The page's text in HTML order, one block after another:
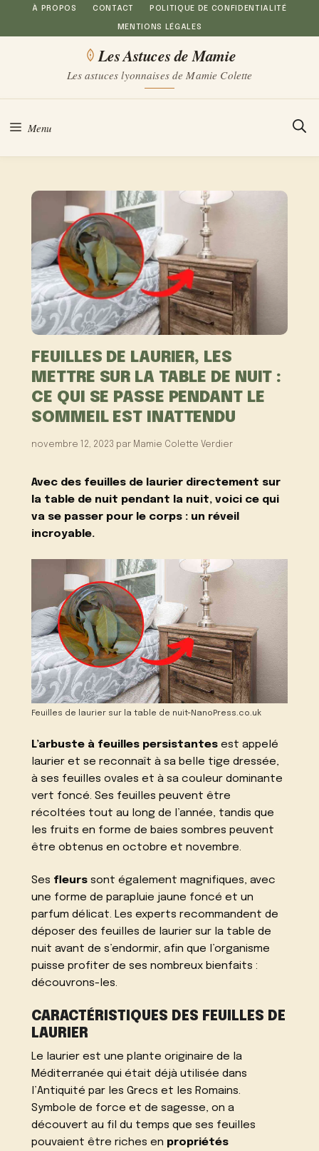
Aller
au
À PROPOS CONTACT POLITIQUE DE CONFIDENTIALITÉ
MENTIONS LÉGALES
Les Astuces de Mamie
Les astuces lyonnaises de Mamie Colette
Menu
FEUILLES DE LAURIER, LES
METTRE SUR LA TABLE DE NUIT :
CE QUI SE PASSE PENDANT LE
SOMMEIL EST INATTENDU
novembre 12, 2023 par Mamie Colette Verdier
Avec des feuilles de laurier directement sur
la table de nuit pendant la nuit, voici ce qui
va se passer pour le corps : un réveil
incroyable.
Feuilles de laurier sur la table de nuit-NanoPress.co.uk
L’arbuste à feuilles persistantes est appelé
laurier et se reconnaît à sa belle tige dressée,
à ses feuilles ovales et à sa couleur dominante
vert foncé. Ses feuilles peuvent être
récoltées tout au long de l’année, tandis que
les fruits en forme de baies sombres peuvent
être obtenus en octobre et novembre.
Ses fleurs sont également magnifiques, avec
une forme de parapluie jaune foncé et un
parfum délicat. Les experts recommandent de
déposer des feuilles de laurier sur la table de
nuit avant de s’endormir, afin que l’organisme
puisse profiter de ses nombreux bienfaits :
découvrons-les.
CARACTÉRISTIQUES DES FEUILLES DE
LAURIER
Le laurier est une plante originaire de la
Méditerranée qui était déjà utilisée dans
l’Antiquité par les Grecs et les Romains.
Symbole de force et de sagesse, on a
découvert au fil du temps que ses feuilles
pouvaient être riches en propriétés